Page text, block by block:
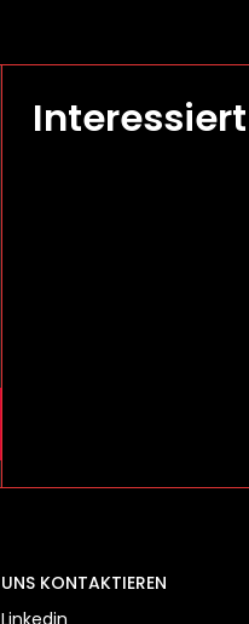
UNS KONTAKTIEREN